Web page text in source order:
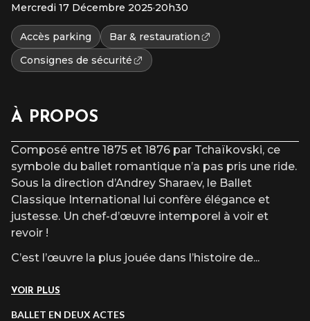
Mercredi 17 Décembre 2025·20h30
Accès parking
Bar & restauration
Consignes de sécurité
À PROPOS
Composé entre 1875 et 1876 par Tchaïkovski, ce
symbole du ballet romantique n’a pas pris une ride.
Sous la direction d’Andrey Sharaev, le Ballet
Classique International lui confère élégance et
justesse. Un chef-d’œuvre intemporel à voir et
revoir !
C’est l’œuvre la plus jouée dans l’histoire de...
VOIR PLUS
BALLET EN DEUX ACTES